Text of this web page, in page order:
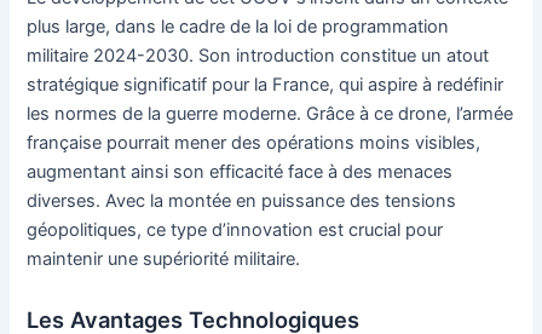
plus large, dans le cadre de la loi de programmation
militaire 2024-2030. Son introduction constitue un atout
stratégique significatif pour la France, qui aspire à redéfinir
les normes de la guerre moderne. Grâce à ce drone, l’armée
française pourrait mener des opérations moins visibles,
augmentant ainsi son efficacité face à des menaces
diverses. Avec la montée en puissance des tensions
géopolitiques, ce type d’innovation est crucial pour
maintenir une supériorité militaire.
Les Avantages Technologiques